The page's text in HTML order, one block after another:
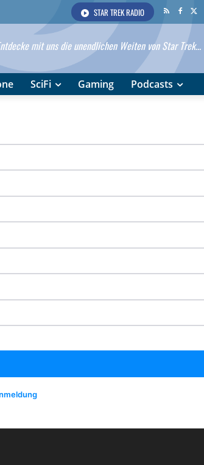
STAR TREK RADIO
mit uns die unendlichen Weiten von Star Trek...
SciFi Gaming Podcasts